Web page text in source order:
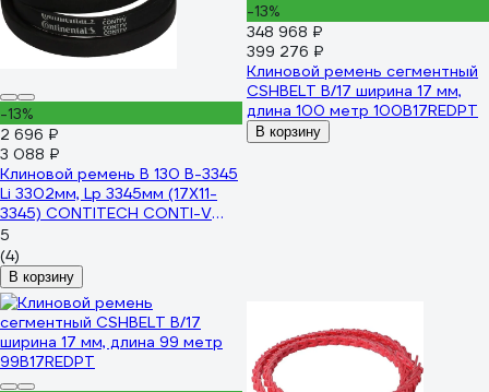
-13%
2 696 ₽
3 088 ₽
Клиновой ремень B 130 B-3345
Li 3302мм, Lp 3345мм (17X11-
3345) CONTITECH CONTI-V
B130CONTI
5
(4)
В корзину
-13%
348 968 ₽
399 276 ₽
Клиновой ремень сегментный
CSHBELT B/17 ширина 17 мм,
длина 100 метр 100B17REDPT
В корзину